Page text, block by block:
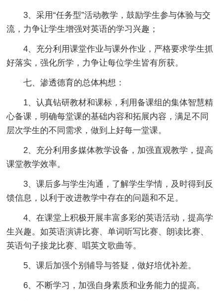
3、采用“任务型”活动教学，鼓励学生参与体验与交
流，力争让学生增强对英语的学习兴趣；
4、充分利用课堂作业与课外作业，严格要求学生抓
好落实，强化所学，力争让每位学生皆有所获。
七、渗透德育的总体构想：
1、认真钻研教材和课标，利用备课组的集体智慧精
心备课，明确每堂课的基础内容和拓展内容，满足不同
层次学生的不同需求，做到上好每一堂课。
2、充分利用多媒体教学设备，加强直观教学，提高
课堂教学效率。
3、课后多与学生沟通，了解学生学情，及时得到反
馈信息，以利于改进教学中存在的问题和不足。
4、在课堂上积极开展丰富多彩的英语活动，提高学
生兴趣。如英语演讲比赛、单词听写比赛、朗读比赛、
英语句子接龙比赛、唱英文歌曲等。
5、课后加强个别辅导与答疑，做好培优补差。
6、不断学习，加强自身素质和业务能力的提高。